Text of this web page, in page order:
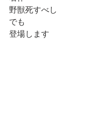
野獣死すべし
でも
登場します